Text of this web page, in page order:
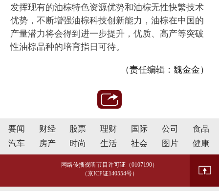
发挥现有的油棕特色资源优势和油棕无性快繁技术
优势，不断增强油棕科技创新能力，油棕在中国的
产量潜力将会得到进一步提升，优质、高产等突破
性油棕品种的培育指日可待。
（责任编辑：魏金金）
要闻 财经 股票 理财 国际 公司
食品
汽车
房产 时尚 生活 社会 图片 健康
网络传播视听节目许可证（0107190）
（京ICP证140554号）